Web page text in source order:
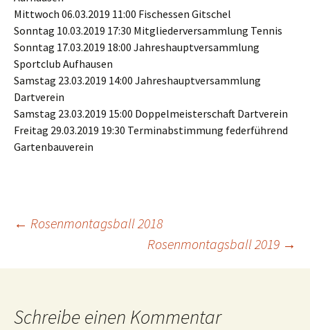
Mittwoch 06.03.2019 11:00 Fischessen Gitschel
Sonntag 10.03.2019 17:30 Mitgliederversammlung Tennis
Sonntag 17.03.2019 18:00 Jahreshauptversammlung
Sportclub Aufhausen
Samstag 23.03.2019 14:00 Jahreshauptversammlung
Dartverein
Samstag 23.03.2019 15:00 Doppelmeisterschaft Dartverein
Freitag 29.03.2019 19:30 Terminabstimmung federführend
Gartenbauverein
Beitragsnavigation
← Rosenmontagsball 2018
Rosenmontagsball 2019 →
Schreibe einen Kommentar